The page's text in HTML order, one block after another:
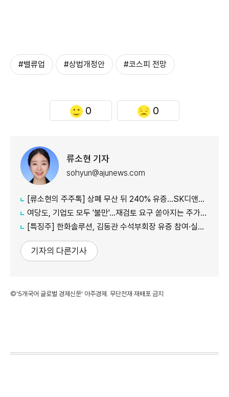
#밸류업 #상법개정안 #코스피 전망
0 0
류소현 기자
sohyun@ajunews.com
[류소현의 주주톡] 상폐 무산 뒤 240% 유증…SK디앤디는 주주를 설득했나?
여당도, 기업도 모두 '불만'...재검토 요구 쏟아지는 주가누르기 방지 세제개편안
[특징주] 한화솔루션, 김동관 수석부회장 유증 참여·실적 개선 기대에 16% 강세
기자의 다른기사
©'5개국어 글로벌 경제신문' 아주경제. 무단전재·재배포 금지